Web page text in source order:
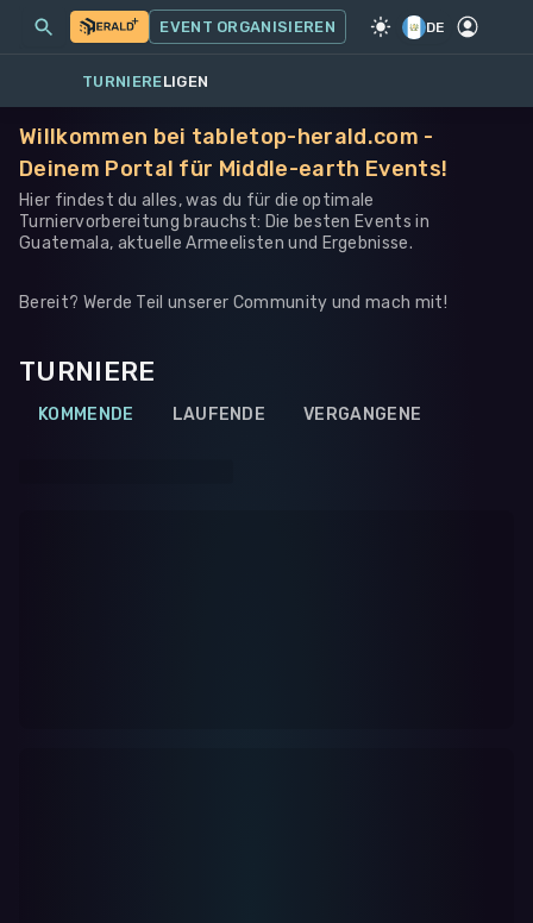
SPIEL·WARHAMMER 40K
MEINE EVENTS MEHR
EVENT ORGANISIEREN DE
TURNIERELIGEN
Willkommen bei tabletop-herald.com -
Deinem Portal für Middle-earth Events!
Hier findest du alles, was du für die optimale
Turniervorbereitung brauchst: Die besten Events in
Guatemala, aktuelle Armeelisten und Ergebnisse.
Bereit? Werde Teil unserer Community und mach mit!
TURNIERE
KOMMENDE LAUFENDE VERGANGENE